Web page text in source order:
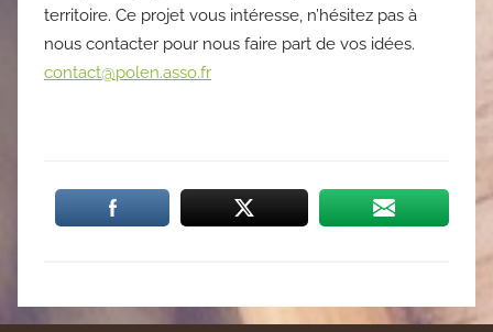
territoire. Ce projet vous intéresse, n’hésitez pas à
nous contacter pour nous faire part de vos idées.
contact@polen.asso.fr